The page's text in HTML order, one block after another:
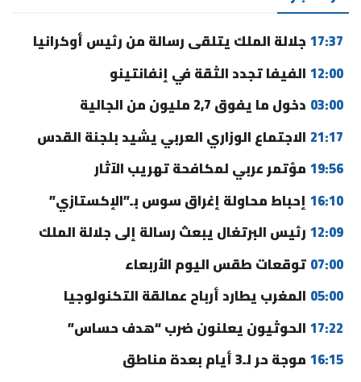
17:37 جلالة الملك يتلقى رسالة من رئيس أوكرانيا
12:00 الفيفا تجدد الثقة في إنفانتينو
03:00 دخول ما يفوق 2,7 مليون من الجالية
21:17 الاجتماع الوزاري العربي يشيد بلجنة القدس
19:56 مؤتمر عربي لمكافحة تهريب الآثار
16:10 إحباط محاولة إغراق سوس بـ”الإكستازي”
12:09 رئيس البرتغال يبعث رسالة إلى جلالة الملك
07:00 توقعات طقس اليوم الأربعاء
05:00 المغرب يطارد أرباح عمالقة التكنولوجيا
17:22 الحوثيون يعلنون ضرب “هدف حساس”
16:15 موجة حر لـ3 أيام بعدة مناطق